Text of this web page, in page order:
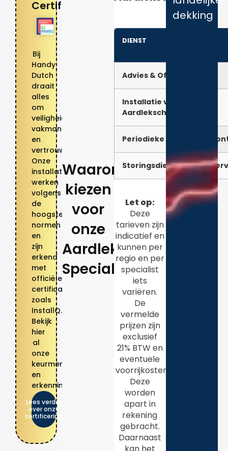
Certificaten
Bij
Handy
Dutch
draait
alles
om
veiligheid,
vakmanschap
en
vertrouwen.
Onze
installateurs
werken
volgens
de
hoogste
normen
en
zijn
erkend
met
officiële
certificaten
zoals
InstallQ.
Bekijk
hier
al
onze
keurmerken
en
erkenningen.
Lees verder
over onze
certificering
Waarom
kiezen
voor
onze
Aardlekschakelaar
Specialisten?
DIENST
Advies & Offerte
Installatie van
Aardlekschakelaar
Periodieke Keuring en
Storingsdienst /
Let op:
Deze
tarieven zijn
indicatief en
kunnen per
regio en per
specialist
iets
variëren.
De
vermelde
prijzen zijn
exclusief
21% BTW en
eventuele
voorrijkosten.
Deze
worden
apart in
rekening
gebracht.
Daarnaast
kan het
dekking